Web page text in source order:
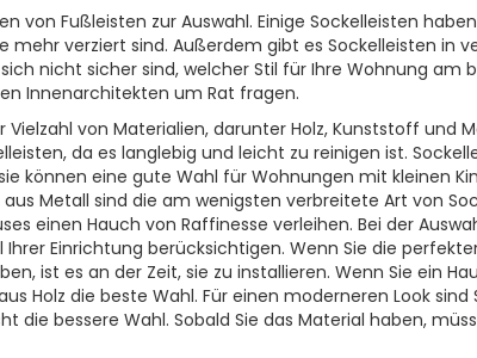
von Fußleisten zur Auswahl. Einige Sockelleisten
mehr verziert sind. Außerdem gibt es Sockelleisten in
nicht sicher sind, welcher Stil für Ihre Wohnung am
Innenarchitekten um Rat fragen.
von Materialien, darunter Holz, Kunststoff und
da es langlebig und leicht zu reinigen ist.
können eine gute Wahl für Wohnungen mit kleinen
Metall sind die am wenigsten verbreitete Art von
einen Hauch von Raffinesse verleihen. Bei der
Ihrer Einrichtung berücksichtigen. Wenn Sie die
ist es an der Zeit, sie zu installieren. Wenn Sie ein
Holz die beste Wahl. Für einen moderneren Look sind
die bessere Wahl. Sobald Sie das Material haben,